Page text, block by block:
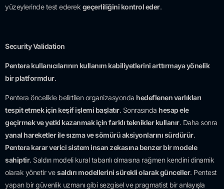
yüzeylerinde test ederek geçerliliğini kontrol eder.
Security Validation
Pentera kullanıcılarının kullanım kabiliyetlerini arttırmaya yönelik
bir platformdur.
Pentera öncelikle belirtilen organizasyonda hedeflenen varlıkları
tespit etmek için keşif işlemi başlatır. Sonrasında hesap ele
geçirmek ve yetki kazanmak için farklı teknikler kullanır. Daha sonra
yanal hareketler ile sızma ve sömürü aksiyonlarını sürdürür.
Pentera karar verici sistem insan zekasına benzer bir modele
sahiptir. Saldırı modeli kural tabanlı olmasına rağmen kendini dinamik
olarak yönetir vesaldırı modellerini sürekli olarak günceller. Pentest
yapan bir güvenlik uzmanı gibi sezgisel ve pragmatist bir anlayışla